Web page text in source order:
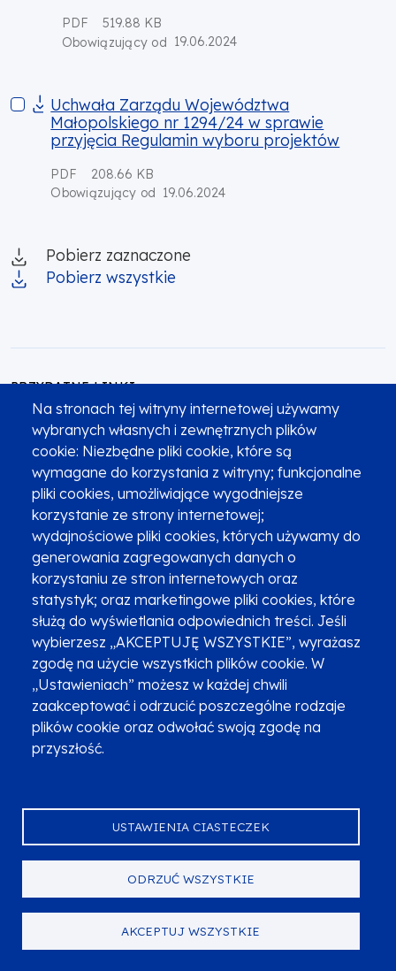
Na stronach tej witryny internetowej używamy
wybranych własnych i zewnętrznych plików
cookie: Niezbędne pliki cookie, które są
wymagane do korzystania z witryny; funkcjonalne
pliki cookies, umożliwiające wygodniejsze
korzystanie ze strony internetowej;
wydajnościowe pliki cookies, których używamy do
generowania zagregowanych danych o
korzystaniu ze stron internetowych oraz
statystyk; oraz marketingowe pliki cookies, które
służą do wyświetlania odpowiednich treści. Jeśli
wybierzesz „AKCEPTUJĘ WSZYSTKIE”, wyrażasz
zgodę na użycie wszystkich plików cookie. W
„Ustawieniach” możesz w każdej chwili
zaakceptować i odrzucić poszczególne rodzaje
plików cookie oraz odwołać swoją zgodę na
przyszłość.
USTAWIENIA CIASTECZEK
ODRZUĆ WSZYSTKIE
AKCEPTUJ WSZYSTKIE
PDF
519.88 KB
Obowiązujący od 19.06.2024
Uchwała Zarządu Województwa Małopolskiego nr 1294/24
Uchwała Zarządu Województwa
Małopolskiego nr 1294/24 w sprawie
przyjęcia Regulamin wyboru projektów
PDF
208.66 KB
Obowiązujący od
19.06.2024
Pobierz zaznaczone
Pobierz wszystkie
PRZYDATNE LINKI
Portal Funduszy Europejskich
Wytyczne dotyczące funduszy
europejskich na lata 2021-2027
AKTUALNOŚCI
Opublikowano:
12.03.2025
Zmiana Regulaminu wyboru projektów - Działanie
placówkach systemu oświaty prowadzących
kształcenie ogólne
Zarząd Województwa Małopolskiego, jako Instytucja
Zarządzająca programem Fundusze Europejskie dla
Małopolski 2021-2027, w dniu 11 marca 2025 r. Uchwałą
Nr 498/25 dokonał zmiany Regulaminu wyboru proje...